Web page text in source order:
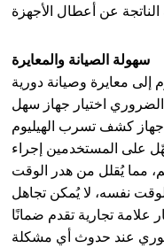
سهولة الصيانة والمعايرة
معايرة وصيانة دورية
الضروري اختيار جهاز سهل
جهاز كشف تسرب الهيليوم
على المستخدمين إجراء
مما يُقلل من هدر الوقت
نفسه، لا يُمكن تجاهل
علامة تجارية تقدم ضمانًا